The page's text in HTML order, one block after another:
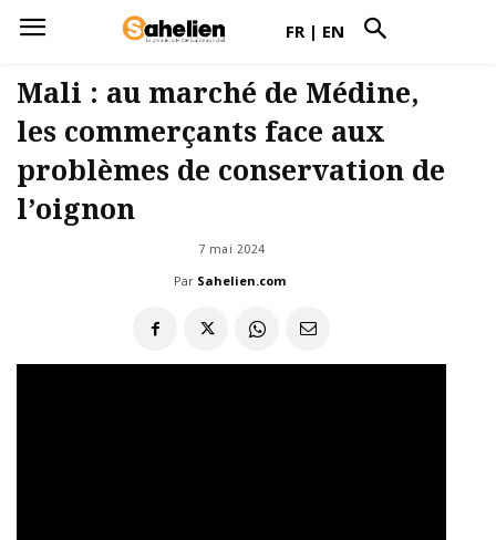
FR | EN
Mali : au marché de Médine,
les commerçants face aux
problèmes de conservation de
l’oignon
7 mai 2024
Par Sahelien.com